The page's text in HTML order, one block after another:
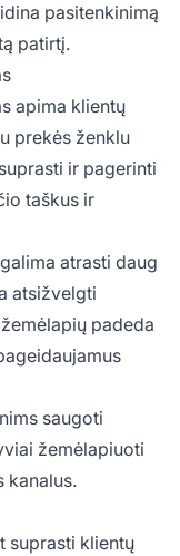
pasitenkinimą
patirtį.
apima klientų
prekės ženklu
ir pagerinti
taškus ir
atrasti daug
atsižvelgti
padeda
saugoti
žemėlapiuoti
kanalus.
suprasti klientų